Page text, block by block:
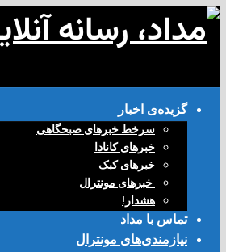
گزیده‌ی‌ اخبار
سرخط خبرهای صبحگاهی
خبرهای کانادا
خبرهای کبک
‌ خبرهای مونترال
هشدار!
تماس با مداد
نیازمندی‌های مونترال